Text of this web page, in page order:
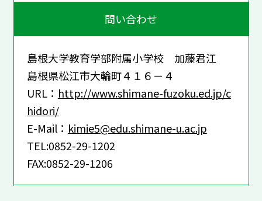
問い合わせ
島根大学教育学部附属小学校 加藤君江
島根県松江市大輪町４１６－４
URL： http://www.shimane-fuzoku.ed.jp/c
hidori/
E-Mail： kimie5@edu.shimane-u.ac.jp
TEL:0852-29-1202
FAX:0852-29-1206